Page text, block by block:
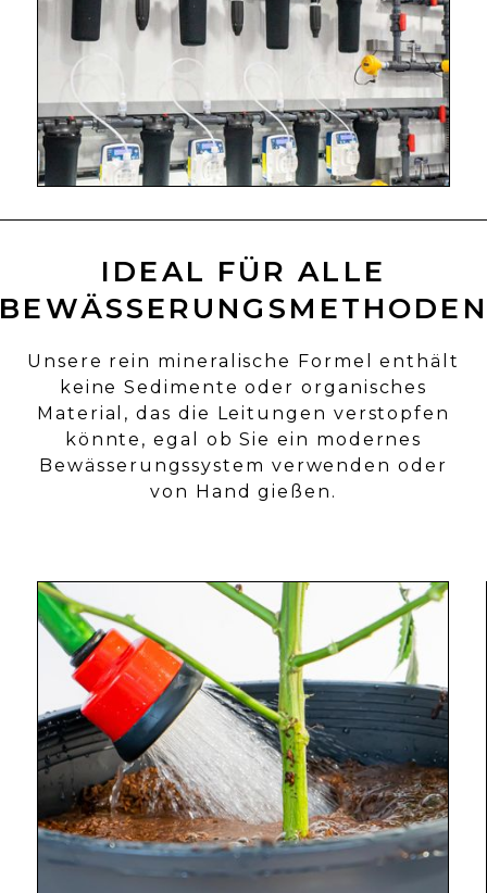
IDEAL FÜR ALLE
BEWÄSSERUNGSMETHODEN
Unsere rein mineralische Formel enthält
keine Sedimente oder organisches
Material, das die Leitungen verstopfen
könnte, egal ob Sie ein modernes
Bewässerungssystem verwenden oder
von Hand gießen.